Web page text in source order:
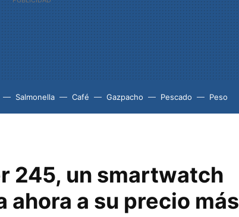
Salmonella Café Gazpacho Pescado Peso
245, un smartwatch
ahora a su precio más